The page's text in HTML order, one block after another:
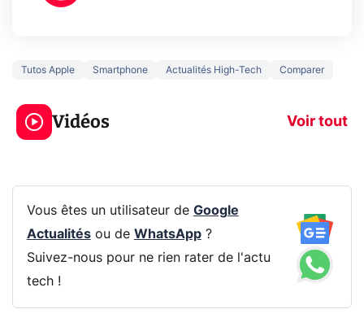
Tutos Apple Smartphone Actualités High-Tech Comparer
Vidéos Voir tout
3 écrans en 1 pour
319€ ? Voici L'AOC
CQ32G4ZA !
5
prochaine
Vous êtes un utilisateur de Google
Actualitésou de WhatsApp?
Suivez-nous pour ne rien rater de l'actu
tech !